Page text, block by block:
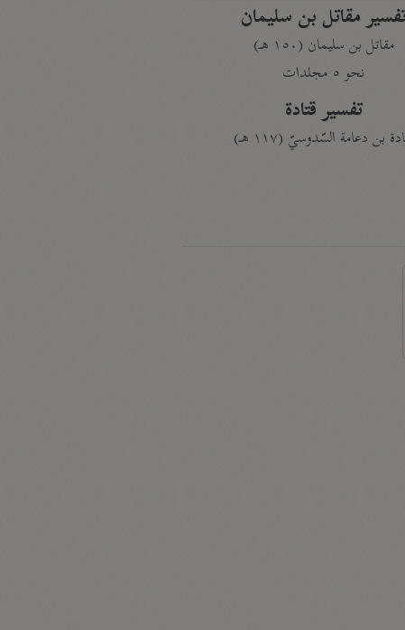
مقاتل بن سليمان
مقاتل بن سليمان (١٥٠ هـ)
نحو ٥ مجلدات
تفسير قتادة
بن دعامة السّدوسيّ (١١٧ هـ)